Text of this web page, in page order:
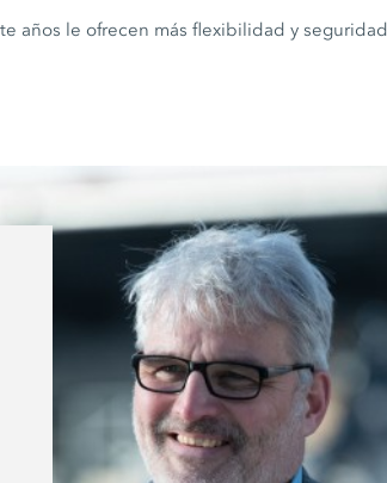
años le ofrecen más flexibilidad y seguridad